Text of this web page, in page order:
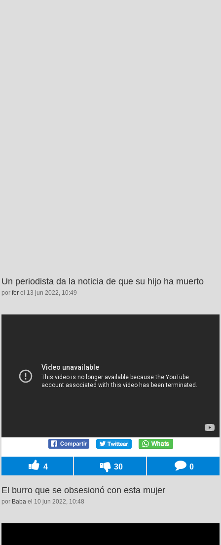
Un periodista da la noticia de que su hijo ha muerto
por fer el 13 jun 2022, 10:49
4 30 0
El burro que se obsesionó con esta mujer
por Baba el 10 jun 2022, 10:48